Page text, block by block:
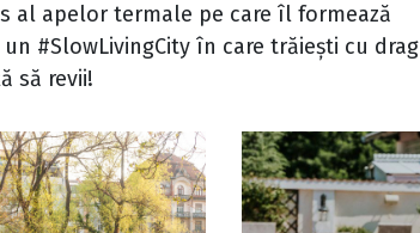
al apelor termale pe care îl formează
#SlowLivingCity în care trăiești cu drag
să revii!